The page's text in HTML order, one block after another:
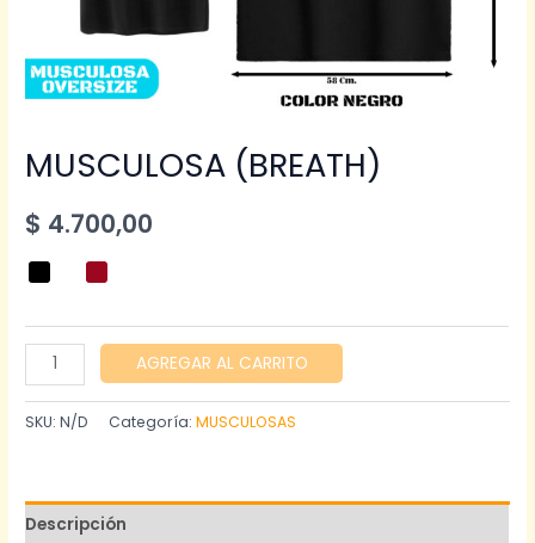
MUSCULOSA (BREATH)
$ 4.700,00
MUSCULOSA
(BREATH)
cantidad
AGREGAR AL CARRITO
SKU:N/D Categoría:MUSCULOSAS
Descripción